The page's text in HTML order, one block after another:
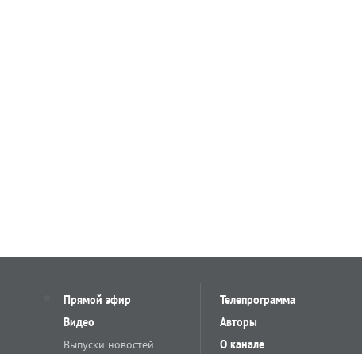
Прямой эфир
Видео
Выпуски новостей
Телепрограмма
Авторы
О канале